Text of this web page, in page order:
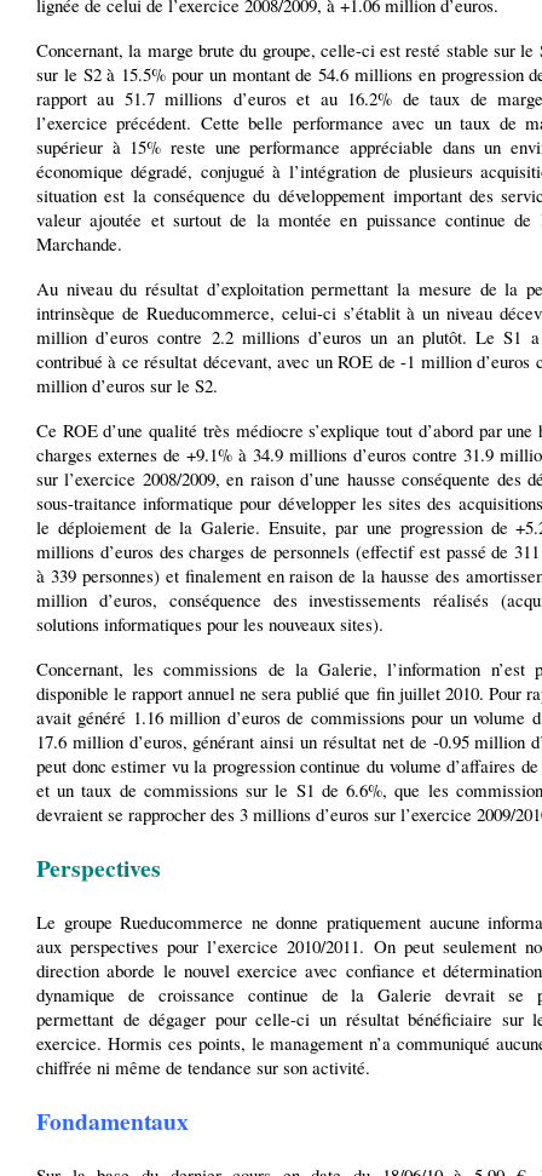
lignée de celui de l’exercice 2008/2009, à +1.06 million d’euros.
Concernant, la marge brute du groupe, celle-ci est resté stable sur le
sur le S2 à 15.5% pour un montant de 54.6 millions en progression
rapport au 51.7 millions d’euros et au 16.2% de taux de
l’exercice précédent. Cette belle performance avec un taux de
supérieur à 15% reste une performance appréciable dans un
économique dégradé, conjugué à l’intégration de plusieurs
situation est la conséquence du développement important des
valeur ajoutée et surtout de la montée en puissance continue
Marchande.
Au niveau du résultat d’exploitation permettant la mesure de la
intrinsèque de Rueducommerce, celui-ci s’établit à un niveau
million d’euros contre 2.2 millions d’euros un an plutôt. Le S1
contribué à ce résultat décevant, avec un ROE de -1 million d’euros
million d’euros sur le S2.
Ce ROE d’une qualité très médiocre s’explique tout d’abord par une
charges externes de +9.1% à 34.9 millions d’euros contre 31.9
sur l’exercice 2008/2009, en raison d’une hausse conséquente des
sous-traitance informatique pour développer les sites des
le déploiement de la Galerie. Ensuite, par une progression de
millions d’euros des charges de personnels (effectif est passé de
à 339 personnes) et finalement en raison de la hausse des
million d’euros, conséquence des investissements réalisés
solutions informatiques pour les nouveaux sites).
Concernant, les commissions de la Galerie, l’information n’est
disponible le rapport annuel ne sera publié que fin juillet 2010. Pour
avait généré 1.16 million d’euros de commissions pour un volume
17.6 million d’euros, générant ainsi un résultat net de -0.95 million
peut donc estimer vu la progression continue du volume d’affaires
et un taux de commissions sur le S1 de 6.6%, que les
devraient se rapprocher des 3 millions d’euros sur l’exercice 2009/
Perspectives
Le groupe Rueducommerce ne donne pratiquement aucune
aux perspectives pour l’exercice 2010/2011. On peut seulement
direction aborde le nouvel exercice avec confiance et
dynamique de croissance continue de la Galerie devrait se
permettant de dégager pour celle-ci un résultat bénéficiaire sur
exercice. Hormis ces points, le management n’a communiqué
chiffrée ni même de tendance sur son activité.
Fondamentaux